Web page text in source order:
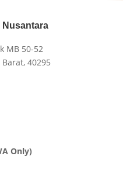
Nusantara
MB 50-52
40295
Only)